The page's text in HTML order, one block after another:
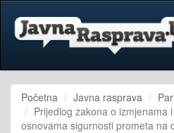
Početna Javna rasprava
Prijedlog zakona o izmjenama
osnovama sigurnosti prometa na